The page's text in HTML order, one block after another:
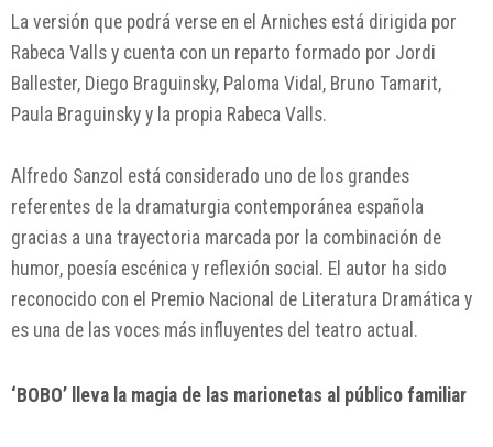
La versión que podrá verse en el Arniches está dirigida por
Rabeca Valls y cuenta con un reparto formado por Jordi
Ballester, Diego Braguinsky, Paloma Vidal, Bruno Tamarit,
Paula Braguinsky y la propia Rabeca Valls.
Alfredo Sanzol está considerado uno de los grandes
referentes de la dramaturgia contemporánea española
gracias a una trayectoria marcada por la combinación de
humor, poesía escénica y reflexión social. El autor ha sido
reconocido con el Premio Nacional de Literatura Dramática y
es una de las voces más influyentes del teatro actual.
‘BOBO’ lleva la magia de las marionetas al público familiar